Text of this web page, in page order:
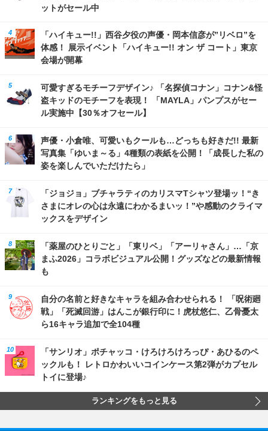
ットがセール中
「ハイキュー!!」西谷夕役の声優・岡本信彦が”リベロ”を
体感！ 展示イベント「ハイキュー!! オン ザ コート」東京
会場が開幕
可愛すぎるモチーフデザイン♪ 「名探偵コナン」コナン&怪
盗キッドのモチーフを表現！ 「MAYLA」パンプスがセー
ル実施中【30％オフセール】
声優・小倉唯、可愛いもクールも…どっちも好きだ!! 最新
写真集「ゆいま～る」4種類の表紙を公開！「成長した私の
姿を楽しんでいただけたら」
「ジョジョ」ブチャラティのカリスマTシャツ登場ッ！“き
さまにオレの心は永遠にわかるまいッ！”や感動のクライマ
ックスをデザイン
「薬屋のひとりごと」「東リベ」「アーリャさん」…「京
まふ2026」コラボビジュアル公開！グッズなどの最新情報
も
自分の名前と好きなキャラを組み合わせられる！ 「呪術廻
戦」「死滅回游」はんこが銀行印に！虎杖悠仁、乙骨憂太
ら16キャラ追加で全104種
「サンリオ」ポチャッコ・けろけろけろっぴ・あひるのペ
ックルも！ レトロかわいいコインケース第2弾がカプセル
トイに登場♪
ランキングをもっと見る